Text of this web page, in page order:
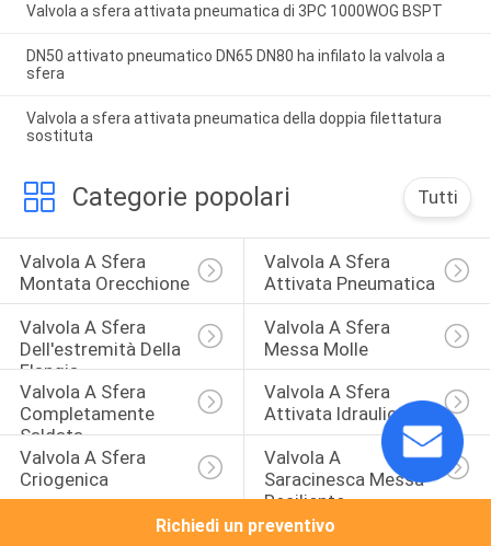
Valvola a sfera attivata pneumatica di 3PC 1000WOG BSPT
DN50 attivato pneumatico DN65 DN80 ha infilato la valvola a
sfera
Valvola a sfera attivata pneumatica della doppia filettatura
sostituta
Categorie popolari Tutti
Valvola A Sfera
Montata Orecchione
Valvola A Sfera
Attivata Pneumatica
Valvola A Sfera
Dell'estremità Della
Flangia
Valvola A Sfera
Messa Molle
Valvola A Sfera
Completamente
Saldata
Valvola A Sfera
Attivata Idraulica
Valvola A Sfera
Criogenica
Valvola A
Saracinesca Messa
Resiliente
Richiedi un preventivo